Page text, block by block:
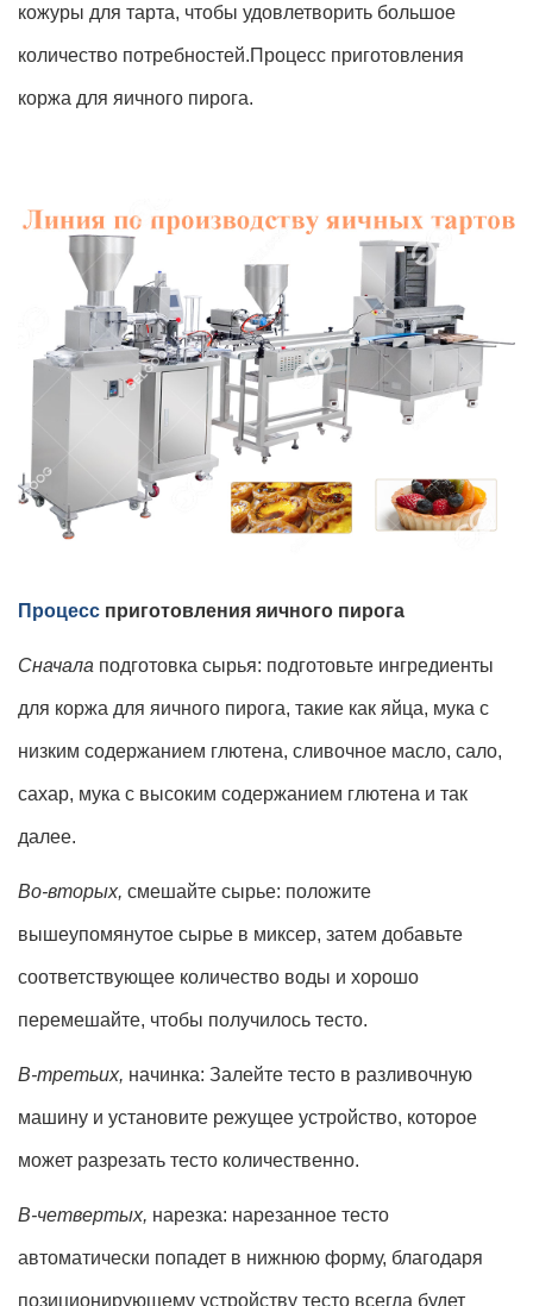
кожуры для тарта, чтобы удовлетворить большое
количество потребностей.Процесс приготовления
коржа для яичного пирога.
Процесс приготовления яичного пирога
Сначала подготовка сырья: подготовьте ингредиенты
для коржа для яичного пирога, такие как яйца, мука с
низким содержанием глютена, сливочное масло, сало,
сахар, мука с высоким содержанием глютена и так
далее.
Во-вторых, смешайте сырье: положите
вышеупомянутое сырье в миксер, затем добавьте
соответствующее количество воды и хорошо
перемешайте, чтобы получилось тесто.
В-третьих, начинка: Залейте тесто в разливочную
машину и установите режущее устройство, которое
может разрезать тесто количественно.
В-четвертых, нарезка: нарезанное тесто
автоматически попадет в нижнюю форму, благодаря
позиционирующему устройству тесто всегда будет